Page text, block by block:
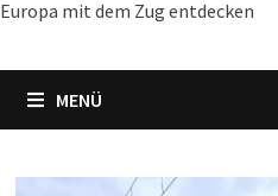
Europa mit dem Zug entdecken
MENÜ